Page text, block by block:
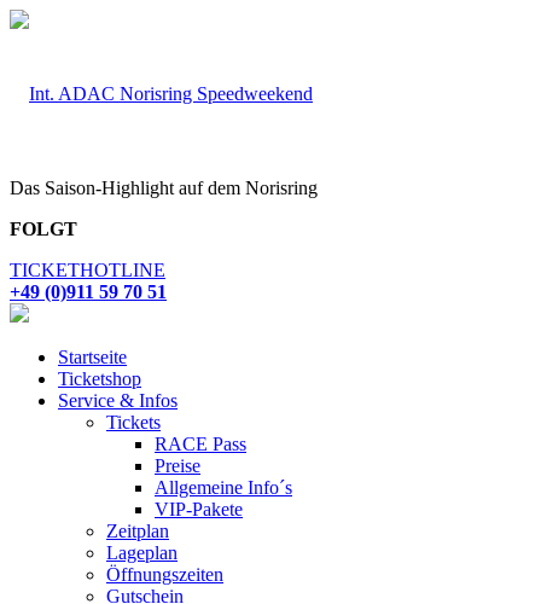
Das Saison-Highlight auf dem Norisring
FOLGT
TICKETHOTLINE
+49 (0)911 59 70 51
Startseite
Ticketshop
Service & Infos
Tickets
RACE Pass
Preise
Allgemeine Info´s
VIP-Pakete
Zeitplan
Lageplan
Öffnungszeiten
Gutschein